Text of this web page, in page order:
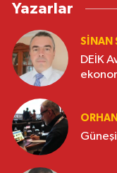
Yazarlar
SINAN
DEİK